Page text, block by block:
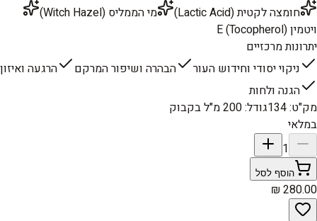
חומצה לקטית (Lactic Acid)
מי הממליס (Witch Hazel)
ויטמין E (Tocopherol)
יתרונות מרכזיים
ניקוי יסודי וחידוש העור
הבהרה ושיפור המרקם
הרגעה ואיזון
הגנה ולחות
מק"ט:
134גודל:200 מ"ל בקבוק
במלאי
1
הוסף לסל